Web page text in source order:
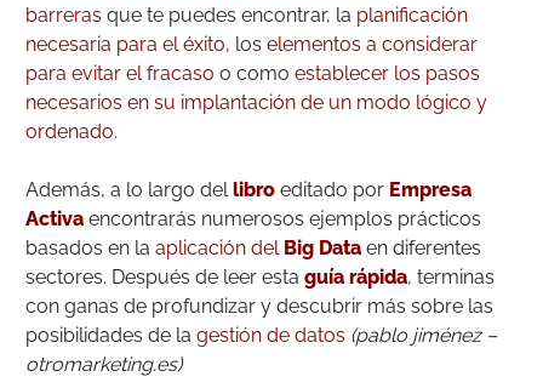
barreras que te puedes encontrar, la planificación
necesaria para el éxito, los elementos a considerar
para evitar el fracaso o como establecer los pasos
necesarios en su implantación de un modo lógico y
ordenado.
Además, a lo largo dellibro editado por Empresa
Activa encontrarás numerosos ejemplos prácticos
basados en la aplicación del Big Data en diferentes
sectores. Después de leer esta guía rápida, terminas
con ganas de profundizar y descubrir más sobre las
posibilidades de la gestión de datos (pablo jiménez –
otromarketing.es)